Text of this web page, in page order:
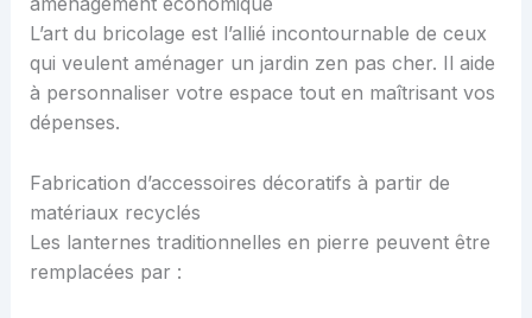
L’art du bricolage est l’allié incontournable de ceux
qui veulent aménager un jardin zen pas cher. Il aide
à personnaliser votre espace tout en maîtrisant vos
dépenses.
Fabrication d’accessoires décoratifs à partir de
matériaux recyclés
Les lanternes traditionnelles en pierre peuvent être
remplacées par :